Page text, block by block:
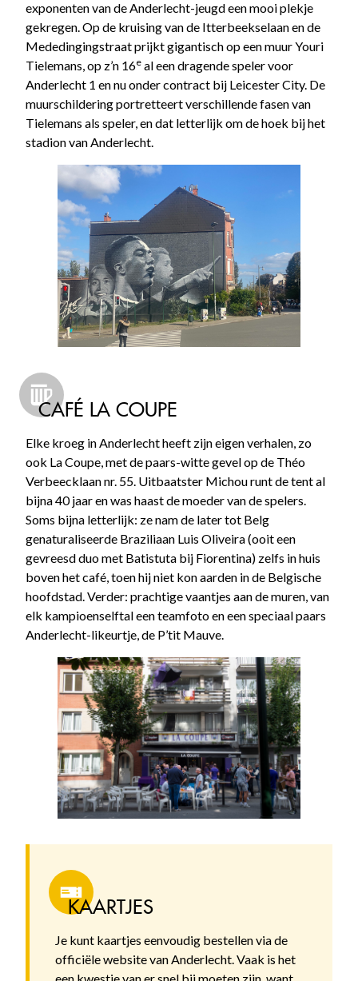
exponenten van de Anderlecht-jeugd een mooi plekje
gekregen. Op de kruising van de Itterbeekselaan en de
Mededingingstraat prijkt gigantisch op een muur Youri
Tielemans, op z’n 16e al een dragende speler voor
Anderlecht 1 en nu onder contract bij Leicester City. De
muurschildering portretteert verschillende fasen van
Tielemans als speler, en dat letterlijk om de hoek bij het
stadion van Anderlecht.
CAFÉ LA COUPE
Elke kroeg in Anderlecht heeft zijn eigen verhalen, zo
ook La Coupe, met de paars-witte gevel op de Théo
Verbeecklaan nr. 55. Uitbaatster Michou runt de tent al
bijna 40 jaar en was haast de moeder van de spelers.
Soms bijna letterlijk: ze nam de later tot Belg
genaturaliseerde Braziliaan Luis Oliveira (ooit een
gevreesd duo met Batistuta bij Fiorentina) zelfs in huis
boven het café, toen hij niet kon aarden in de Belgische
hoofdstad. Verder: prachtige vaantjes aan de muren, van
elk kampioenselftal een teamfoto en een speciaal paars
Anderlecht-likeurtje, de P’tit Mauve.
KAARTJES
Je kunt kaartjes eenvoudig bestellen via de
officiële website van Anderlecht. Vaak is het